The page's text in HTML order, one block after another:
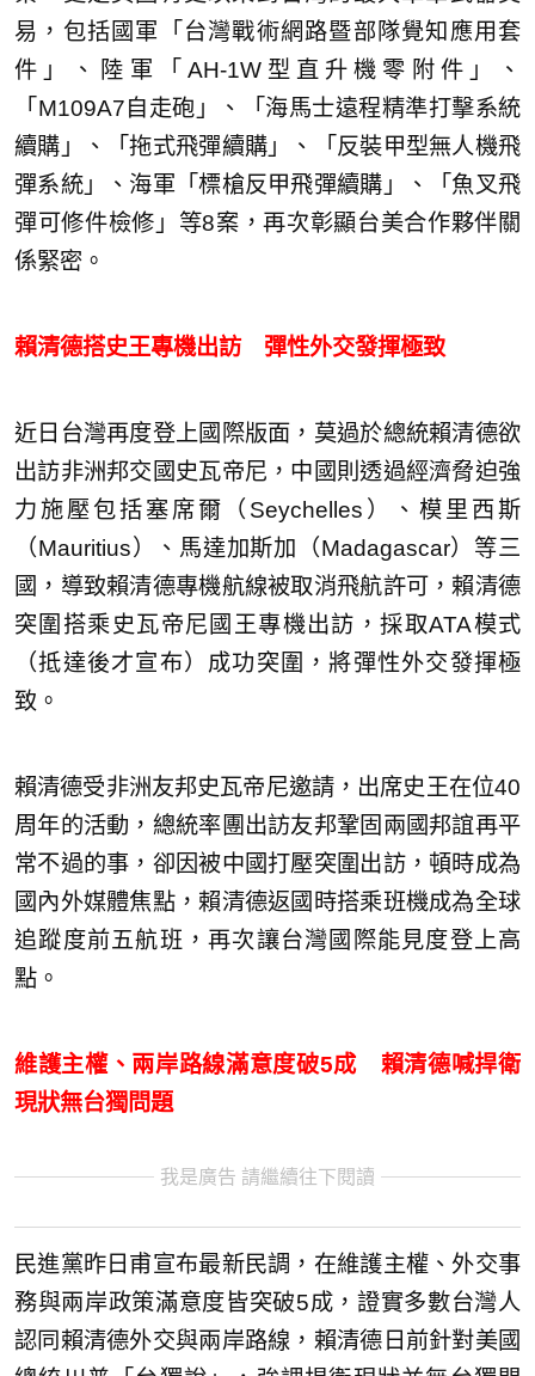
易，包括國軍「台灣戰術網路暨部隊覺知應用套
件」、陸軍「AH-1W型直升機零附件」、
「M109A7自走砲」、「海馬士遠程精準打擊系統
續購」、「拖式飛彈續購」、「反裝甲型無人機飛
彈系統」、海軍「標槍反甲飛彈續購」、「魚叉飛
彈可修件檢修」等8案，再次彰顯台美合作夥伴關
係緊密。
賴清德搭史王專機出訪 彈性外交發揮極致
近日台灣再度登上國際版面，莫過於總統賴清德欲
出訪非洲邦交國史瓦帝尼，中國則透過經濟脅迫強
力施壓包括塞席爾（Seychelles）、模里西斯
（Mauritius）、馬達加斯加（Madagascar）等三
國，導致賴清德專機航線被取消飛航許可，賴清德
突圍搭乘史瓦帝尼國王專機出訪，採取ATA模式
（抵達後才宣布）成功突圍，將彈性外交發揮極
致。
賴清德受非洲友邦史瓦帝尼邀請，出席史王在位40
周年的活動，總統率團出訪友邦鞏固兩國邦誼再平
常不過的事，卻因被中國打壓突圍出訪，頓時成為
國內外媒體焦點，賴清德返國時搭乘班機成為全球
追蹤度前五航班，再次讓台灣國際能見度登上高
點。
維護主權、兩岸路線滿意度破5成 賴清德喊捍衛
現狀無台獨問題
我是廣告 請繼續往下閱讀
民進黨昨日甫宣布最新民調，在維護主權、外交事
務與兩岸政策滿意度皆突破5成，證實多數台灣人
認同賴清德外交與兩岸路線，賴清德日前針對美國